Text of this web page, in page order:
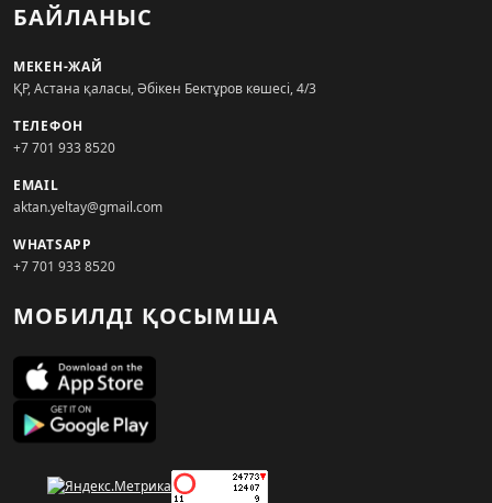
БАЙЛАНЫС
МЕКЕН-ЖАЙ
ҚР, Астана қаласы, Әбікен Бектұров көшесі, 4/3
ТЕЛЕФОН
+7 701 933 8520
EMAIL
aktan.yeltay@gmail.com
WHATSAPP
+7 701 933 8520
МОБИЛДІ ҚОСЫМША